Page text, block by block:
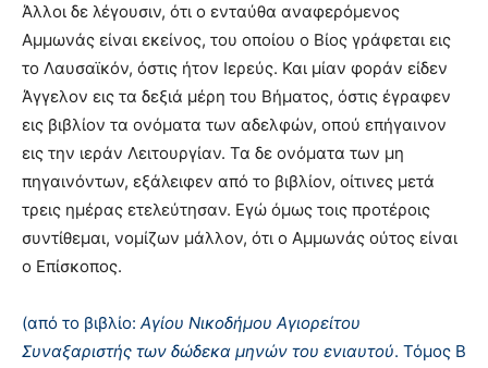
Άλλοι δε λέγουσιν, ότι ο ενταύθα αναφερόμενος
Aμμωνάς είναι εκείνος, του οποίου ο Βίος γράφεται εις
το Λαυσαϊκόν, όστις ήτον Ιερεύς. Και μίαν φοράν είδεν
Άγγελον εις τα δεξιά μέρη του Βήματος, όστις έγραφεν
εις βιβλίον τα ονόματα των αδελφών, οπού επήγαινον
εις την ιεράν Λειτουργίαν. Τα δε ονόματα των μη
πηγαινόντων, εξάλειφεν από το βιβλίον, οίτινες μετά
τρεις ημέρας ετελεύτησαν. Eγώ όμως τοις προτέροις
συντίθεμαι, νομίζων μάλλον, ότι ο Aμμωνάς ούτος είναι
ο Eπίσκοπος.
(από το βιβλίο: Αγίου Νικοδήμου Αγιορείτου
Συναξαριστής των δώδεκα μηνών του ενιαυτού. Τόμος Β